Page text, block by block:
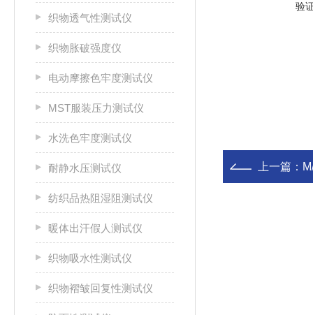
织物透气性测试仪
织物胀破强度仪
电动摩擦色牢度测试仪
MST服装压力测试仪
水洗色牢度测试仪
耐静水压测试仪
纺织品热阻湿阻测试仪
暖体出汗假人测试仪
织物吸水性测试仪
织物褶皱回复性测试仪
验
上一篇：